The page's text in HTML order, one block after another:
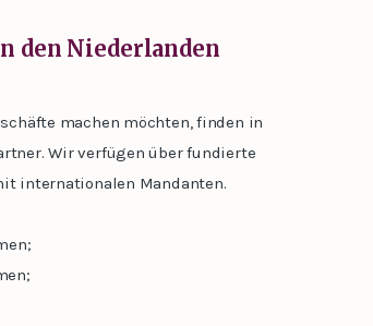
den Niederlanden
machen möchten, finden in
Wir verfügen über fundierte
internationalen Mandanten.